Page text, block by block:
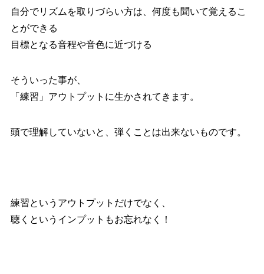
自分でリズムを取りづらい方は、何度も聞いて覚えるこ
とができる
目標となる音程や音色に近づける
そういった事が、
「練習」アウトプットに生かされてきます。
頭で理解していないと、弾くことは出来ないものです。
練習というアウトプットだけでなく、
聴くというインプットもお忘れなく！